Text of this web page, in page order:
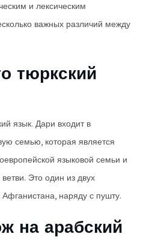
и лексическим
важных различий между
тюркский
язык. Дари входит в
семью, которая является
языковой семьи и
Это один из двух
наряду с пушту.
на арабский